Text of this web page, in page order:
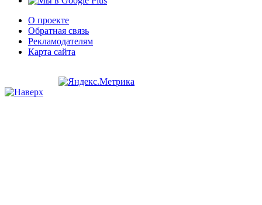
О проекте
Обратная связь
Рекламодателям
Карта сайта